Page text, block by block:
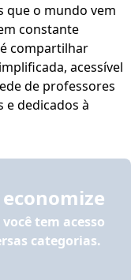
que o mundo vem
constante
compartilhar
acessível
dedicados à
você tem acesso
categorias.